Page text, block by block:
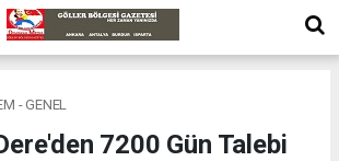
- GENEL
7200 Gün Talebi